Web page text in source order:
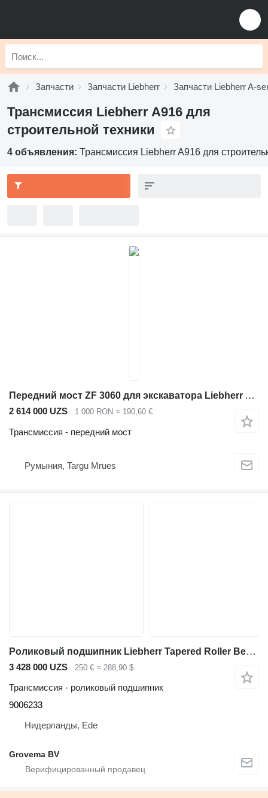
Запчасти Запчасти Liebherr Запчасти Liebherr A-
Трансмиссия Liebherr A916 для
строительной техники
4 объявления: Трансмиссия Liebherr A916 для
Передний мост ZF 3060 для экскаватора Liebherr A904C Litronic A900 A914 A916
2 614 000 UZS 1 000 RON ≈ 190,60 €
Трансмиссия - передний мост
Румыния, Targu Mrues
Роликовый подшипник Liebherr Tapered Roller Bearing 9006233 для экскаватора Liebherr R926 K-LC / A916 / R926 WLC / R906 WLC / R906 C / R906 LC
3 428 000 UZS 250 € ≈ 288,90 $
Трансмиссия - роликовый подшипник
9006233
Нидерланды, Ede
Grovema BV